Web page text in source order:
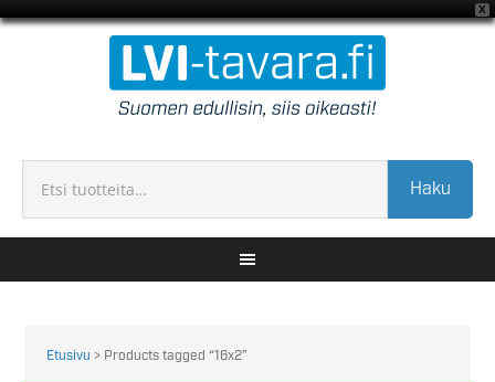
X
Haku
Etusivu > Products tagged “16x2”